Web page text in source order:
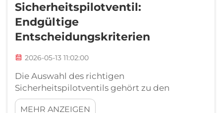
Sicherheitspilotventil:
Endgültige
Entscheidungskriterien
2026-05-13 11:02:00
Die Auswahl des richtigen
Sicherheitspilotventils gehört zu den
folgenschwersten technischen
MEHR ANZEIGEN